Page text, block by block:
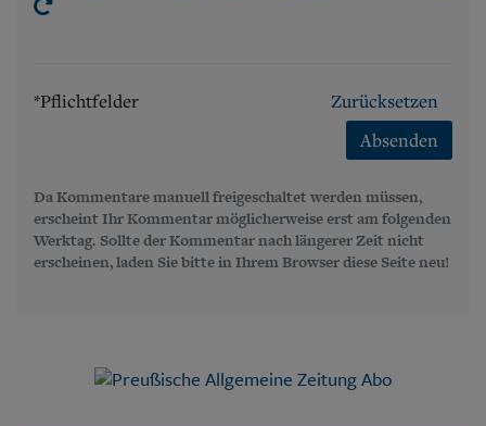
*Pflichtfelder
Zurücksetzen
Absenden
Da Kommentare manuell freigeschaltet werden müssen,
erscheint Ihr Kommentar möglicherweise erst am folgenden
Werktag. Sollte der Kommentar nach längerer Zeit nicht
erscheinen, laden Sie bitte in Ihrem Browser diese Seite neu!